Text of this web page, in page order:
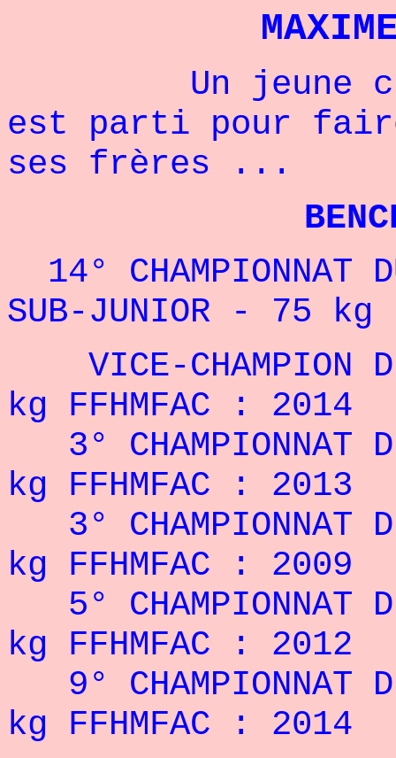
Un jeune
est parti pour
ses frères ...
14° CHAMPIONNAT
SUB-JUNIOR - 75
VICE-CHAMPION
kg FFHMFAC : 2014
3° CHAMPIONNAT
kg FFHMFAC : 2013
3° CHAMPIONNAT
kg FFHMFAC : 2009
5° CHAMPIONNAT
kg FFHMFAC : 2012
9° CHAMPIONNAT
kg FFHMFAC : 2014